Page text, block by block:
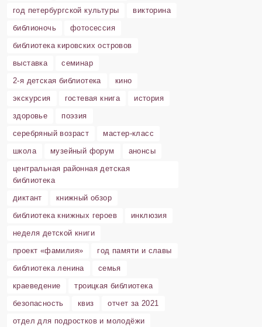
год петербургской культуры
викторина
библионочь
фотосессия
библиотека кировских островов
выставка
семинар
2-я детская библиотека
кино
экскурсия
гостевая книга
история
здоровье
поэзия
серебряный возраст
мастер-класс
школа
музейный форум
анонсы
центральная районная детская
библиотека
диктант
книжный обзор
библиотека книжных героев
инклюзия
неделя детской книги
проект «фамилия»
год памяти и славы
библиотека ленина
семья
краеведение
троицкая библиотека
безопасность
квиз
отчет за 2021
отдел для подростков и молодёжи